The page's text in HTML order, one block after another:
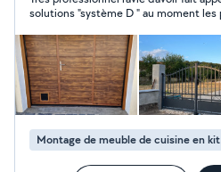
sérieux, je m'engage à fournir
solutions "système D " au moment les
Montage de meuble de cuisine en kit